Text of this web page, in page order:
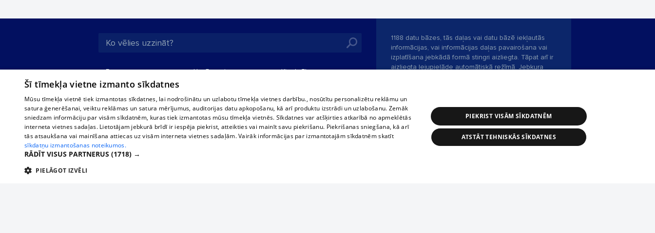
Par mums
Reklāma
Biznesa klientiem
Tarifi
Privātuma politika
Sīkdatņu iestatījumi
Politiskā reklāma
Uzņēmumi
Autobusu biļetes
Vilcienu biļetes
Kinoteātros
Līguma noteikumi
360 Ziņas kontakti
1188 datu bāzes, tās daļas vai datu bāzē iekļautās
informācijas, vai informācijas daļas pavairošana vai
izplatīšana jebkādā formā stingri aizliegta. Tāpat arī ir
aizliegta lejupielāde automātiskā režīmā. Jebkura
Portāla palīdzības dienests: e-pasts -info@1188.lv
SIA Helio Media2004-2026
Šī tīmekļa vietne izmanto sīkdatnes
Mūsu tīmekļa vietnē tiek izmantotas sīkdatnes, lai nodrošinātu un uzlabotu tīmekļa vietnes darbību., nosūtītu personalizētu reklāmu un
satura ģenerēšanai, veiktu reklāmas un satura mērījumus, auditorijas datu apkopošanu, kā arī produktu izstrādi un uzlabošanu. Zemāk
sniedzam informāciju par visām sīkdatnēm, kuras tiek izmantotas mūsu tīmekļa vietnēs. Sīkdatnes var atšķirties atkarībā no apmeklētās
interneta vietnes sadaļas. Lietotājam jebkurā brīdī ir iespēja piekrist, atteikties vai mainīt savu piekrišanu. Piekrišanas sniegšana, kā arī
tās atsaukšana vai mainīšana attiecas uz visām interneta vietnes sadaļām. Vairāk informācijas par izmantotajām sīkdatnēm skatīt
sīkdatņu izmantošanas noteikumos.
RĀDĪT VISUS PARTNERUS (1718) →
PIELĀGOT IZVĒLI
PIEKRIST VISĀM SĪKDATNĒM
ATSTĀT TEHNISKĀS SĪKDATNES